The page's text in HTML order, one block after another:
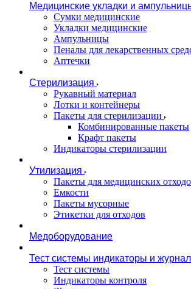
Медицинские укладки и
Сумки медицинские
Укладки медицинские
Ампульницы
Пеналы для лекарственных
Аптечки
Стерилизация
Рукавный материал
Лотки и контейнеры
Пакеты для стерилизации
Комбинированные пакеты
Крафт пакеты
Индикаторы стерилизации
Утилизация
Пакеты для медицинских
Емкости
Пакеты мусорные
Этикетки для отходов
Медоборудование
Тест системы индикаторы и
Тест системы
Индикаторы контроля